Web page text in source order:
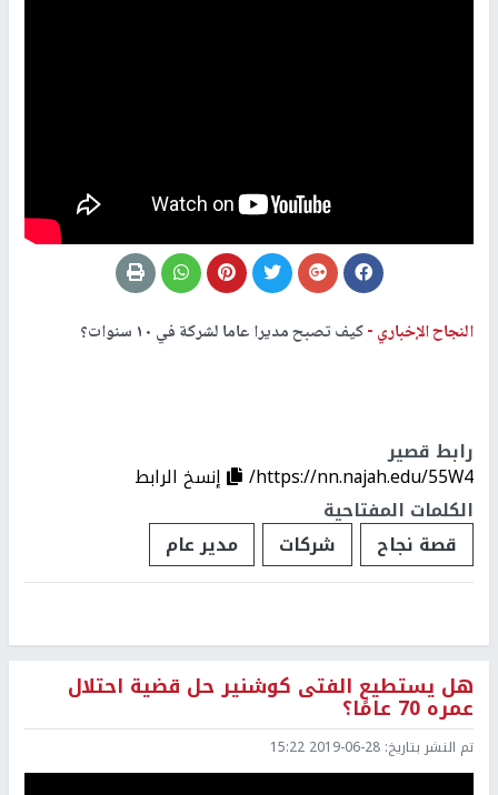
النجاح الإخباري -كيف تصبح مديرا عاما لشركة في ١٠ سنوات؟
رابط قصير
https://nn.najah.edu/55W4/
إنسخ الرابط
الكلمات المفتاحية
قصة نجاح
شركات مدير عام
هل يستطيع الفتى كوشنير حل قضية احتلال
عمره 70 عامًا؟
تم النشر بتاريخ: 2019-06-28 15:22